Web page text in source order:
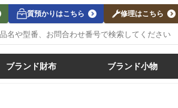
質預かりはこちら 修理はこちら
ブランド財布 ブランド小物